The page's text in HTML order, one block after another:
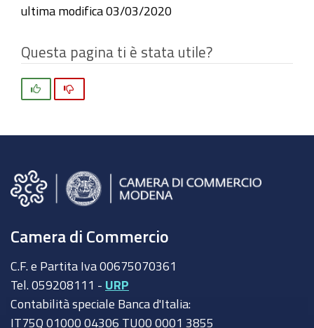
ultima modifica 03/03/2020
Questa pagina ti è stata utile?
Camera di Commercio
C.F. e Partita Iva 00675070361
Tel. 059208111 - URP
Contabilità speciale Banca d'Italia:
IT75Q 01000 04306 TU00 0001 3855